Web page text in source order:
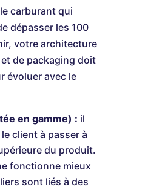
carburant qui
dépasser les 100
votre architecture
de packaging doit
évoluer avec le
en gamme) : il
client à passer à
du produit.
fonctionne mieux
sont liés à des